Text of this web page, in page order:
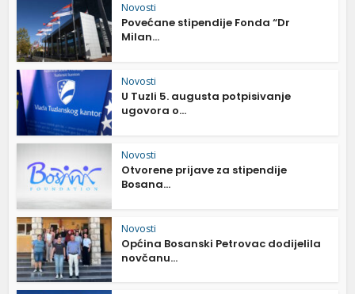
Novosti
Povećane stipendije Fonda “Dr
Milan...
Novosti
U Tuzli 5. augusta potpisivanje
ugovora o...
Novosti
Otvorene prijave za stipendije
Bosana...
Novosti
Općina Bosanski Petrovac dodijelila
novčanu...